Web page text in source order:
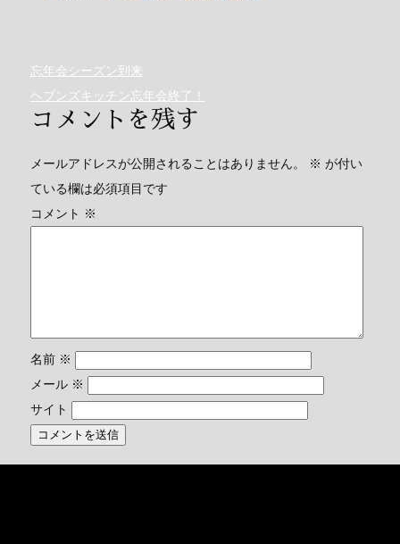
忘年会シーズン到来
ヘブンズキッチン忘年会終了！
コメントを残す
メールアドレスが公開されることはありません。 ※ が付い
ている欄は必須項目です
コメント ※
名前 ※
メール ※
サイト